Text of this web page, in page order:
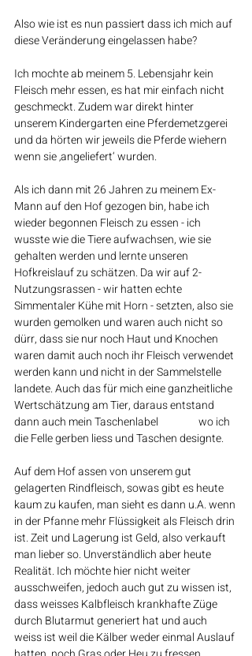
Also wie ist es nun passiert dass ich mich auf
diese Veränderung eingelassen habe?
Ich mochte ab meinem 5. Lebensjahr kein
Fleisch mehr essen, es hat mir einfach nicht
geschmeckt. Zudem war direkt hinter
unserem Kindergarten eine Pferdemetzgerei
und da hörten wir jeweils die Pferde wiehern
wenn sie ‚angeliefert‘ wurden.
Als ich dann mit 26 Jahren zu meinem Ex-
Mann auf den Hof gezogen bin, habe ich
wieder begonnen Fleisch zu essen - ich
wusste wie die Tiere aufwachsen, wie sie
gehalten werden und lernte unseren
Hofkreislauf zu schätzen. Da wir auf 2-
Nutzungsrassen - wir hatten echte
Simmentaler Kühe mit Horn - setzten, also sie
wurden gemolken und waren auch nicht so
dürr, dass sie nur noch Haut und Knochen
waren damit auch noch ihr Fleisch verwendet
werden kann und nicht in der Sammelstelle
landete. Auch das für mich eine ganzheitliche
Wertschätzung am Tier, daraus entstand
dann auch mein Taschenlabel
wo ich
die Felle gerben liess und Taschen designte.
Auf dem Hof assen von unserem gut
gelagerten Rindfleisch, sowas gibt es heute
kaum zu kaufen, man sieht es dann u.A. wenn
in der Pfanne mehr Flüssigkeit als Fleisch drin
ist. Zeit und Lagerung ist Geld, also verkauft
man lieber so. Unverständlich aber heute
Realität. Ich möchte hier nicht weiter
ausschweifen, jedoch auch gut zu wissen ist,
dass weisses Kalbfleisch krankhafte Züge
durch Blutarmut generiert hat und auch
weiss ist weil die Kälber weder einmal Auslauf